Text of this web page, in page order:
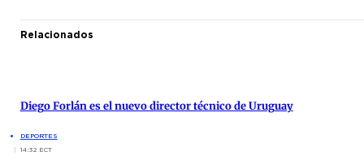
Relacionados
Diego Forlán es el nuevo director técnico de Uruguay
DEPORTES
14:32 ECT